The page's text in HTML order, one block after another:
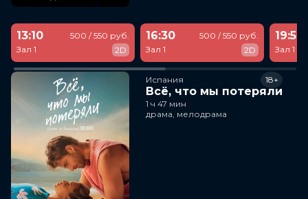
13:10
Зал 1
500 / 550 руб.
2D
16:30
Зал 1
500 / 550 руб.
2D
19:50
Зал 1
Испания
Всё, что мы потеряли
18+
1 ч 47 мин
драма, мелодрама